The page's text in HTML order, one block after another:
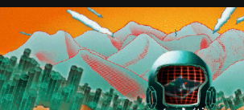
Roldán: " Se me olvidó"